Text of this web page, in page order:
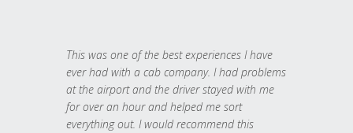
This was one of the best experiences I have
ever had with a cab company. I had problems
at the airport and the driver stayed with me
for over an hour and helped me sort
everything out. I would recommend this